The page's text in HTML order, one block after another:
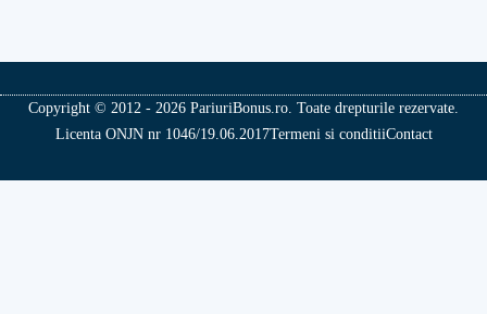
Copyright © 2012 - 2026 PariuriBonus.ro. Toate drepturile rezervate.
Licenta ONJN nr 1046/19.06.2017Termeni si conditiiContact